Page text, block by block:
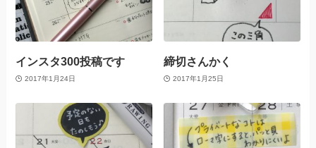
インスタ300投稿です
2017年1月24日
締切さんかく
2017年1月25日